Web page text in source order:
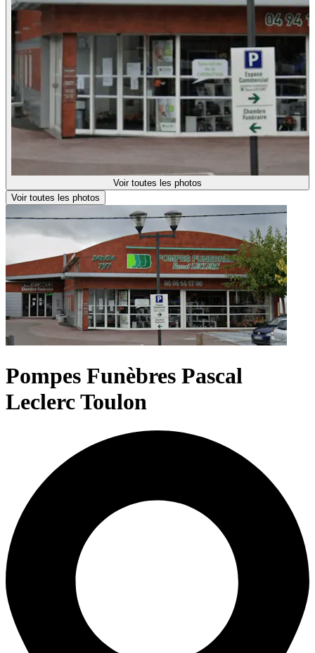
Voir toutes les photos
Voir toutes les photos
Pompes Funèbres Pascal
Leclerc Toulon